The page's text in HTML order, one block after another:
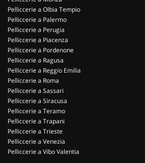
Pelliccerie a Olbia Tempio
Pelliccerie a Palermo
Pelliccerie a Perugia
Pelliccerie a Piacenza
Pelliccerie a Pordenone
Pelliccerie a Ragusa
Pelliccerie a Reggio Emilia
Pelliccerie a Roma
Pelliccerie a Sassari
Pelliccerie a Siracusa
Pelliccerie a Teramo
Pelliccerie a Trapani
Pelliccerie a Trieste
Pelliccerie a Venezia
Pelliccerie a Vibo Valentia